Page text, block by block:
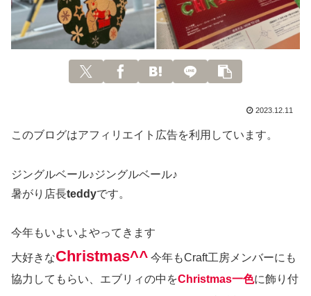
2023.12.11
このブログはアフィリエイト広告を利用しています。
ジングルベール♪ジングルベール♪
暑がり店長teddyです。
今年もいよいよやってきます
大好きなChristmas^^ 今年もCraft工房メンバーにも
協力してもらい、エブリィの中をChristmas一色に飾り付